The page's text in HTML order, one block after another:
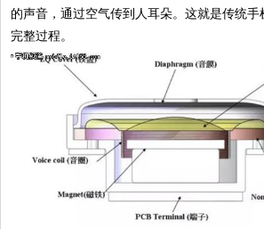
的声音，通过空气传到人耳朵。这就是传统
完整过程。